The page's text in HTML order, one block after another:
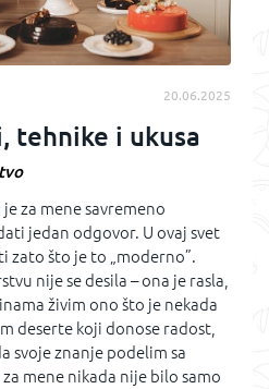
20.06.2025
tehnike i ukusa
za mene savremeno
jedan odgovor. U ovaj svet
zato što je to „moderno”.
nije se desila – ona je rasla,
živim ono što je nekada
deserte koji donose radost,
svoje znanje podelim sa
mene nikada nije bilo samo